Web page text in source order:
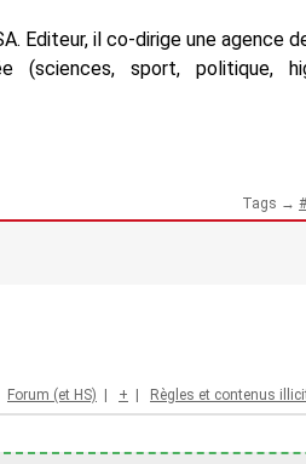
Editeur, il co-dirige une agence
sport, politique,
Tags →
Forum (et HS) | + | Règles et contenus